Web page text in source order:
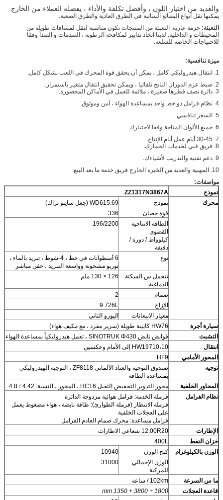
والعديد من اختيار اللون ، وأفضل تكلفة والأداء ، يفضله العملاء من الخارج.
يمكنها نقل أنواع البضائع السائبة في الطرق العادية والطرق الصعبة.
التعبئة: حزمة عارية. التعبئة من المنتجات تكون مناسبة لنقل لمسافات طويلة من
المحيطات و الداخلية. لدينا اتخاذ تدابير لمكافحة الرطوبة ، الصدمات و الصدأ وفقا
للاحتياجات الخاصة للسلعة.
ميزة تنافسية:
1. انتقال هيدروليكي كامل ، يمكن أن يحقق قوة المحرك في اللعب بشكل كامل.
2. ضبط عزم الدوران الناتج تلقائيا ، ويمكن تحقيق انتقال متغير باستمرار.
3. دائرة نصف قطرها صغيرة ، ملائمة للعمل في الأماكن المحصورة.
4. نظام فرامل ذو خط واحد بمساعدة الهواء ، آمن وموثوق.
5. السعر تنافسي.
6. جميع الألوان المتاحة وفقا لاختيارك.
7. 30-45 أيام عمل أيام الإنتاج.
8. فريق فني لخدمات الجمارك.
9. دعم تقنية والتدريب لأشياءك.
10. المهنية والعديد من الخبرة الخارج فريق خدمة ما بعد البيع.
مواصفات:
نموذج
ZZ1317N3867A
محرك
نموذج
WD615.69 (جعل ساينو تراك)
قوة حصان
336
الطاقة الانتاجية
القصوى
كيلوواط / دورة /
دقيقة
196/2200
نوع
6 أسطوانات في خط ، 4-شوط ، تبريد بالماء ،
توربو مشحونة وواسعة التبريد ، حقن مباشر
تتحمل س السكتة
الدماغية
126 × 130 ملم
صمام
2
الإزاح
9.726L
معيار الانبعاثات
اليورو الثاني
سيارة أجرة
HW76 كابينة طويلة (سرير مفرد ، مع مكيف هواء)
التشبث
قوابض نابض SINOTRUK Φ430 ، تعمل هيدروليكياً بمساعدة الهواء
انتقال
HW19710،10 إلى الأمام وعكسين
المحور الأمامي
HF9
توجيه
صندوق التوجيه والعتاد الألماني ZF8118 ، التوجيه الهيدروليكي
بمساعدة الطاقة
المحاور الخلفية
محور التدوير التخفيض الثقيل HC16 ، المحور ، النسبة: 4.42 ؛ 4.8
نظام الفرامل
فرملة الخدمة: فرامل هوائية مزدوجة الدائرة
فرملة الانتظار (فرملة الطوارئ): طاقة نابضة ، هواء مضغوط يعمل
على العجلات الخلفية
فرامل مساعدة: محرك صمام العادم الفرامل
الإطارات
12.00R20 شعاعي الاطارات
خزان النفط
400L
الوزن بالكيلوغرام
كبح الوزن
10940
الوزن الإجمالي
للمركبة
31000
ما س السرعة
102km / ساعة
قاعدة العجلات
1800 + 3800 + 1350
mm